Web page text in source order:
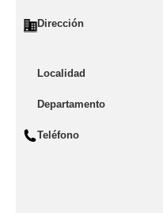
Dirección
Localidad
Departamento
Teléfono